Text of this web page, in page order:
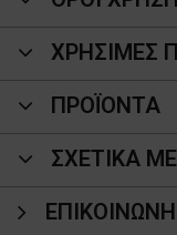
ΧΡΗΣΙΜΕΣ
ΠΡΟΪΌΝΤΑ
ΣΧΕΤΙΚΑ